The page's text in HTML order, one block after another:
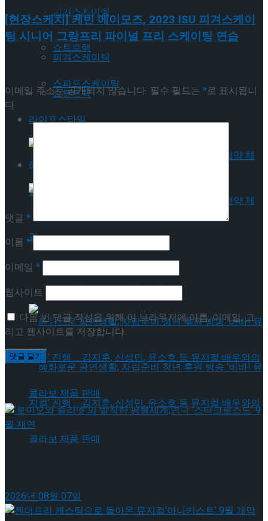
피겨스케이팅
쇼트트랙
스피드스케이팅
라이프스타일
국립극장 – 관광공사, 공연 관광 활성화 업무협
약 체결
혜화로운 공연생활, 자립준비 청년 후원 방송
뮤지컬 배우와의 콜라보 제품 판매
Trending Tags
피겨스케이팅
쇼트트랙
라이프스타일
국립극장 – 관광공사, 공연 관광 활성화 업무협
약 체결
[현장스케치] 케빈 에이모즈, 2023 ISU 피겨스케이
팅 시니어 그랑프리 파이널 프리 스케이팅 연습
답글 남기기
이메일 주소는 공개되지 않습니다. 필수 필드는 *로 표시됩니
다
댓글 *
이름 *
이메일 *
웹사이트
다음 번 댓글 작성을 위해 이 브라우저에 이름, 이메일, 그
리고 웹사이트를 저장합니다.
2026년 08월 07일